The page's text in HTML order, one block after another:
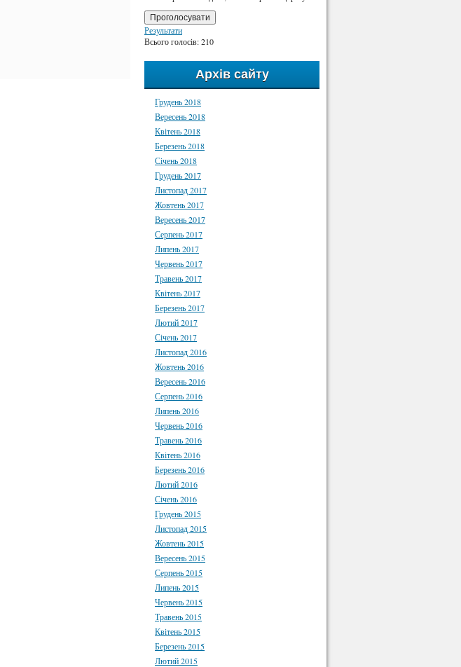
Проголосувати
Результати
Всього голосів: 210
Архів сайту
Грудень 2018
Вересень 2018
Квітень 2018
Березень 2018
Січень 2018
Грудень 2017
Листопад 2017
Жовтень 2017
Вересень 2017
Серпень 2017
Липень 2017
Червень 2017
Травень 2017
Квітень 2017
Березень 2017
Лютий 2017
Січень 2017
Листопад 2016
Жовтень 2016
Вересень 2016
Серпень 2016
Липень 2016
Червень 2016
Травень 2016
Квітень 2016
Березень 2016
Лютий 2016
Січень 2016
Грудень 2015
Листопад 2015
Жовтень 2015
Вересень 2015
Серпень 2015
Липень 2015
Червень 2015
Травень 2015
Квітень 2015
Березень 2015
Лютий 2015